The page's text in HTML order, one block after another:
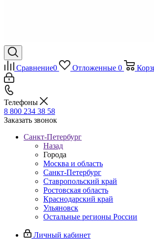
Сравнение0 Отложенные 0
Телефоны
8 800 234 38 58
Заказать звонок
Санкт-Петербург
Назад
Города
Москва и область
Санкт-Петербург
Ставропольский край
Ростовская область
Краснодарский край
Ульяновск
Остальные регионы России
Личный кабинет